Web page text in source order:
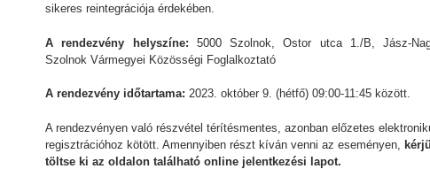
sikeres reintegrációja érdekében.
A rendezvény helyszíne: 5000 Szolnok, Ostor utca 1./B, Jász-
Szolnok Vármegyei Közösségi Foglalkoztató
A rendezvény időtartama: 2023. október 9. (hétfő) 09:00-11:45 között.
A rendezvényen való részvétel térítésmentes, azonban előzetes
regisztrációhoz kötött. Amennyiben részt kíván venni az eseményen,
töltse ki az oldalon található online jelentkezési lapot.